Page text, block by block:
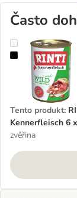
Často
RINTI
Tento produkt:
Kennerfleisch 6
zvěřina